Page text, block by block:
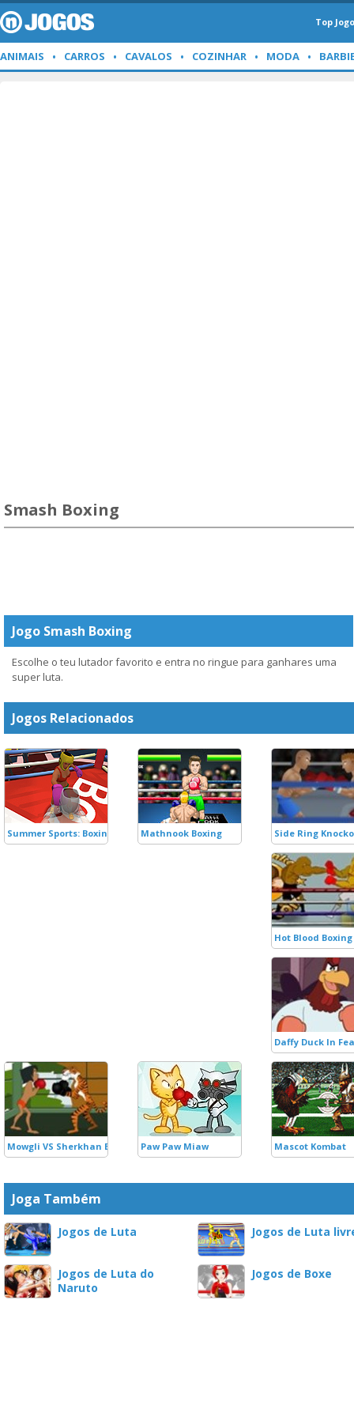
Top
ANIMAIS CARROS CAVALOS COZINHAR MODA
Smash Boxing
Jogo Smash Boxing
Escolhe o teu lutador favorito e entra no ringue para ganhares uma
super luta.
Jogos Relacionados
Summer Sports: Boxing Mathnook Boxing Side Ring
Hot Blood Boxing
Daffy Duck In
Mowgli VS Sherkhan Boxing Paw Paw Miaw Mascot Kombat
Joga Também
Jogos de Luta Jogos de Luta
Jogos de Luta do
Naruto
Jogos de Boxe